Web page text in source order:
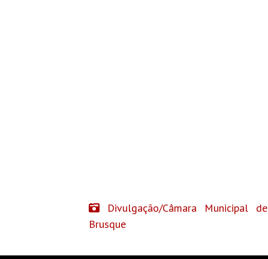
Divulgação/Câmara Municipal de
Brusque